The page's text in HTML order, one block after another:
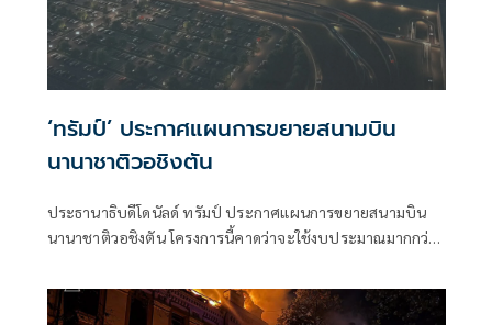
‘ทรัมป์’ ประกาศแผนการขยายสนามบิน
นานาชาติวอชิงตัน
ประธานาธิบดีโดนัลด์ ทรัมป์ ประกาศแผนการขยายสนามบิน
นานาชาติวอชิงตัน โครงการนี้คาดว่าจะใช้งบประมาณมากกว่า